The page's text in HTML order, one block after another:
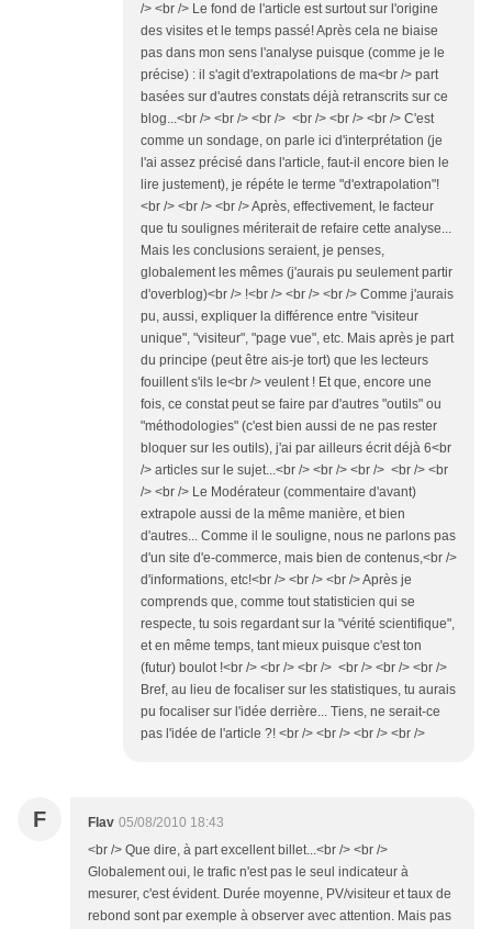
/> <br /> Le fond de l'article est surtout sur l'origine
des visites et le temps passé! Après cela ne biaise
pas dans mon sens l'analyse puisque (comme je le
précise) : il s'agit d'extrapolations de ma<br /> part
basées sur d'autres constats déjà retranscrits sur ce
blog...<br /> <br /> <br /> <br /> <br /> <br /> C'est
comme un sondage, on parle ici d'interprétation (je
l'ai assez précisé dans l'article, faut-il encore bien le
lire justement), je répéte le terme "d'extrapolation"!
<br /> <br /> <br /> Après, effectivement, le facteur
que tu soulignes mériterait de refaire cette analyse...
Mais les conclusions seraient, je penses,
globalement les mêmes (j'aurais pu seulement partir
d'overblog)<br /> !<br /> <br /> <br /> Comme j'aurais
pu, aussi, expliquer la différence entre "visiteur
unique", "visiteur", "page vue", etc. Mais après je part
du principe (peut être ais-je tort) que les lecteurs
fouillent s'ils le<br /> veulent ! Et que, encore une
fois, ce constat peut se faire par d'autres "outils" ou
"méthodologies" (c'est bien aussi de ne pas rester
bloquer sur les outils), j'ai par ailleurs écrit déjà 6<br
/> articles sur le sujet...<br /> <br /> <br /> <br /> <br
/> <br /> Le Modérateur (commentaire d'avant)
extrapole aussi de la même manière, et bien
d'autres... Comme il le souligne, nous ne parlons pas
d'un site d'e-commerce, mais bien de contenus,<br />
d'informations, etc!<br /> <br /> <br /> Après je
comprends que, comme tout statisticien qui se
respecte, tu sois regardant sur la "vérité scientifique",
et en même temps, tant mieux puisque c'est ton
(futur) boulot !<br /> <br /> <br /> <br /> <br /> <br />
Bref, au lieu de focaliser sur les statistiques, tu aurais
pu focaliser sur l'idée derrière... Tiens, ne serait-ce
pas l'idée de l'article ?! <br /> <br /> <br /> <br />
F Flav 05/08/2010 18:43
<br /> Que dire, à part excellent billet...<br /> <br />
Globalement oui, le trafic n'est pas le seul indicateur à
mesurer, c'est évident. Durée moyenne, PV/visiteur et taux de
rebond sont par exemple à observer avec attention. Mais pas